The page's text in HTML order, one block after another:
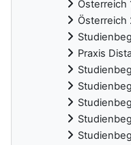
Österreich
Österreich
Praxis